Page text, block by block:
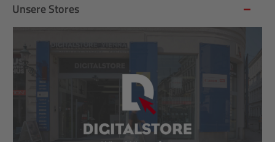
Unsere Stores